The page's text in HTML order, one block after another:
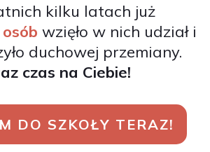
kilku latach już
wzięło w nich udział i
duchowej przemiany.
czas na Ciebie!
DO SZKOŁY TERAZ!